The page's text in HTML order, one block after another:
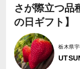
さが際立つ
の日ギフト】
栃木県